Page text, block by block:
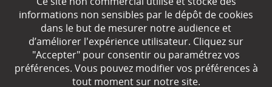
EN SAVOIR
Qui sommes-nous ?
Partenaires
informations non sensibles par le dépôt de cookies
dans le but de mesurer notre audience et
d’améliorer l'expérience utilisateur. Cliquez sur
"Accepter" pour consentir ou paramétrez vos
préférences. Vous pouvez modifier vos préférences à
tout moment sur notre site.